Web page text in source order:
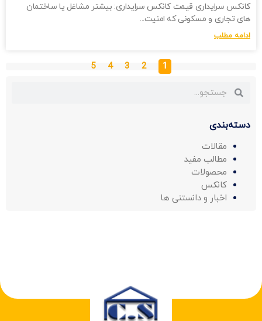
کانکس سرایداری قیمت کانکس سرایداری: بیشتر مشاغل یا ساختمان
های تجاری و مسکونی که امنیت
ادامه مطلب
1
2
3
4
5
دسته‌بندی
مقالات
مطالب مفید
محصولات
کانکس
اخبار و دانستنی ها